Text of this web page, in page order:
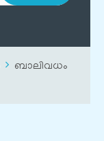
ബാലിവധം